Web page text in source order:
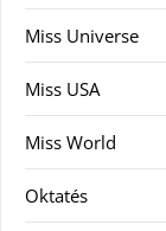
Miss Universe
Miss USA
Miss World
Oktatés